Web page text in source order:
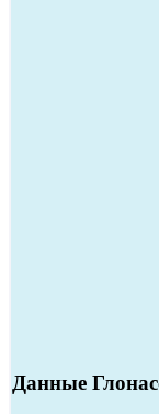
Данные